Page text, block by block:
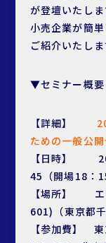
が登壇いたしま
小売企業が簡
ご紹介いたしま
▼セミナー概要
【詳細】
ための一般公
【日時】
45（開場18：
【場所】 エ
601)（東京都
【参加費】